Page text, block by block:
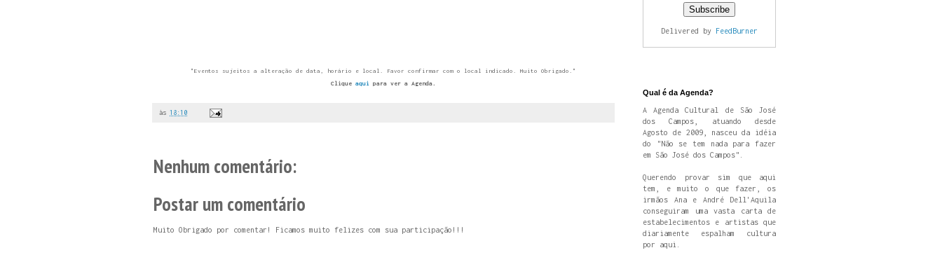
"Eventos sujeitos a alteração de data, horário e local. Favor confirmar com o local indicado. Muito Obrigado."
Clique aqui para ver a Agenda.
às 18:10
Nenhum comentário:
Postar um comentário
Muito Obrigado por comentar! Ficamos muito felizes com sua participação!!!
Delivered by FeedBurner
Qual é da Agenda?
A Agenda Cultural de São José
dos Campos, atuando desde
Agosto de 2009, nasceu da idéia
do "Não se tem nada para fazer
em São José dos Campos".
Querendo provar sim que aqui
tem, e muito o que fazer, os
irmãos Ana e André Dell'Aquila
conseguiram uma vasta carta de
estabelecimentos e artistas que
diariamente espalham cultura
por aqui.